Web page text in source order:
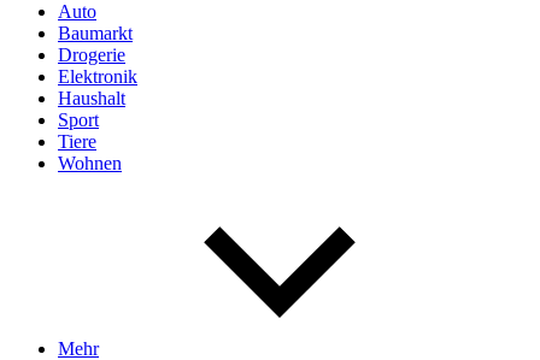
Auto
Baumarkt
Drogerie
Elektronik
Haushalt
Sport
Tiere
Wohnen
Mehr